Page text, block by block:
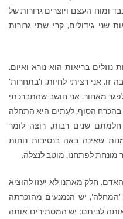
ומוח-העצם ויוצרים גרורות של
גידולים, קרי שתי גרורות
בריאות הוא נורא ואיום.
אני רציתי לחיות, ו'בתחרות'
מאחור. אני חושב שהתברכתי
בהכרח הסוף, לעִתים היא התחלה
שנים רבות, רוצה לומר
שאינה באה בנסיבות נוחות
מונחת לפתחנו, מוטב לנצלהּ.
חלק מאִתנו לא יעזו להוציא
יש הנמנעים מהזכרתה
לביתם; יש המסתירים אותה